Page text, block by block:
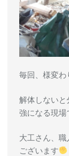
毎回、様変わ
解体しない
強になる現場
大工さん、職
ございます